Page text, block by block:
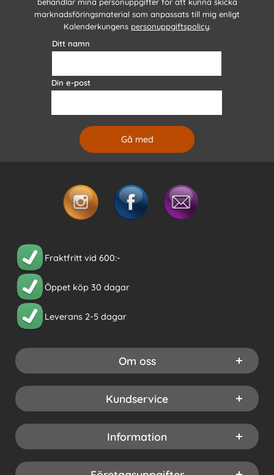
marknadsföringsmaterial som anpassats till mig enligt
Kalenderkungens personuppgiftspolicy.
Ditt namn
Din e-post
Fraktfritt vid 600:-
Öppet köp 30 dagar
Leverans 2-5 dagar
Om oss
Kundservice
Information